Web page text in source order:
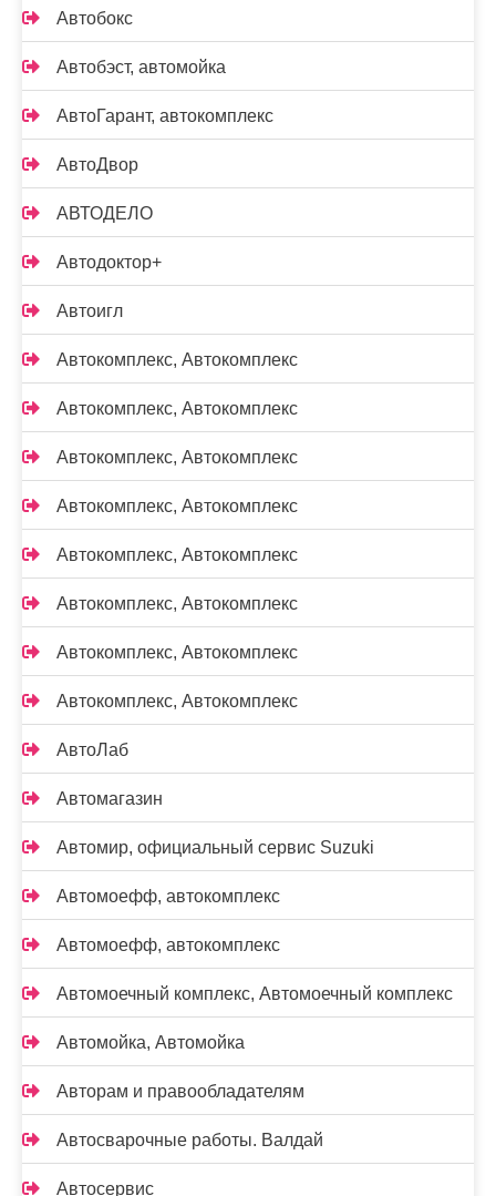
Автобокс
Автобэст, автомойка
АвтоГарант, автокомплекс
АвтоДвор
АВТОДЕЛО
Автодоктор+
Автоигл
Автокомплекс, Автокомплекс
Автокомплекс, Автокомплекс
Автокомплекс, Автокомплекс
Автокомплекс, Автокомплекс
Автокомплекс, Автокомплекс
Автокомплекс, Автокомплекс
Автокомплекс, Автокомплекс
Автокомплекс, Автокомплекс
АвтоЛаб
Автомагазин
Автомир, официальный сервис Suzuki
Автомоефф, автокомплекс
Автомоефф, автокомплекс
Автомоечный комплекс, Автомоечный комплекс
Автомойка, Автомойка
Авторам и правообладателям
Автосварочные работы. Валдай
Автосервис